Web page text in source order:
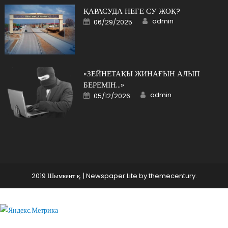
ҚАРАСУДА НЕГЕ СУ ЖОҚ?
Posted
on
06/29/2025 Author
admin
«ЗЕЙНЕТАҚЫ ЖИНАҒЫН АЛЫП
БЕРЕМІН…»
Posted
on
05/12/2026 Author
admin
2019 Шымкент қ. | Newspaper Lite bythemecentury.